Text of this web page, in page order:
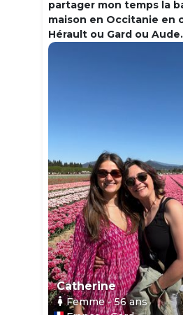
partager mon temps la
maison en Occitanie en
Hérault ou Gard ou Aude.
Catherine
Femme- 56ans